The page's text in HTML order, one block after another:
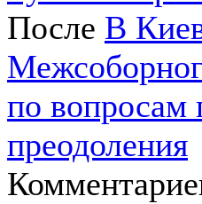
После В
по вопросам
преодоления